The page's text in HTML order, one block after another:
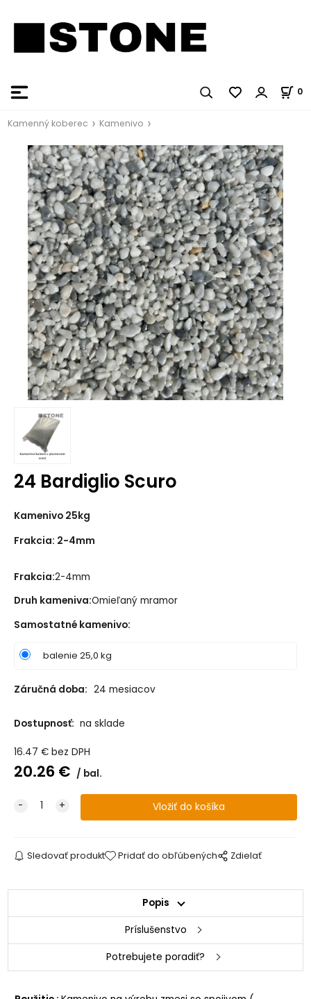
0
Kamenný koberec Kamenivo
24 Bardiglio Scuro
Kamenivo 25kg
Frakcia: 2-4mm
Frakcia:2-4mm
Druh kameniva:Omieľaný mramor
Samostatné kamenivo:
balenie 25,0 kg
Záručná doba: 24 mesiacov
Dostupnosť: na sklade
16.47 € bez DPH
20.26 € bal.
Sledovať produkt Pridať do obľúbených Zdielať
Popis
Príslušenstvo
Potrebujete poradiť?